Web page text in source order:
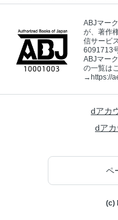
ABJマー
が、著作
信サービ
6091713
ABJマー
の一覧は
→ https://
dアカ
dア
ペ
(c)